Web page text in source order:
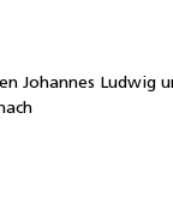
Johannes Ludwig